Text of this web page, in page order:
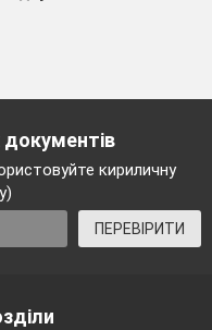
документів
кириличну
ПЕРЕВІРИТИ